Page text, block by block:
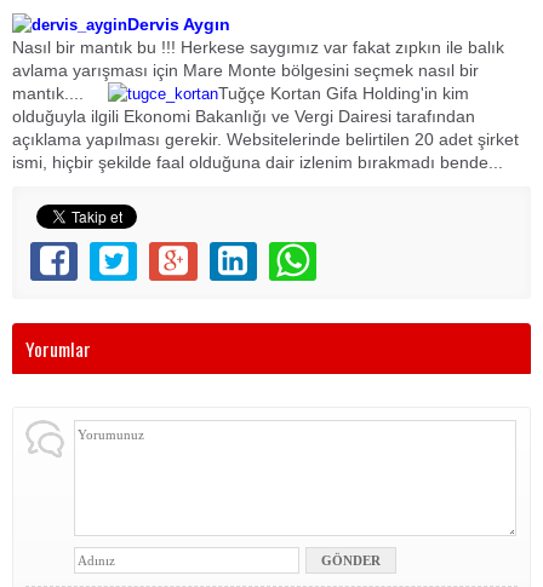
Dervis Aygın
Nasıl bir mantık bu !!! Herkese saygımız var fakat zıpkın ile balık
avlama yarışması için Mare Monte bölgesini seçmek nasıl bir
mantık....
Tuğçe Kortan Gifa Holding'in kim
olduğuyla ilgili Ekonomi Bakanlığı ve Vergi Dairesi tarafından
açıklama yapılması gerekir. Websitelerinde belirtilen 20 adet şirket
ismi, hiçbir şekilde faal olduğuna dair izlenim bırakmadı bende...
Yorumlar